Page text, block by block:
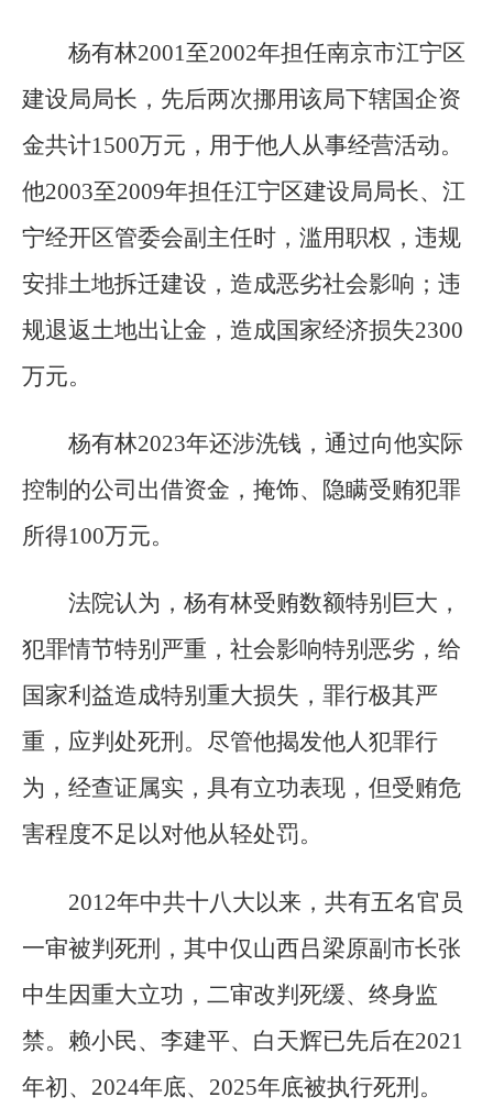
杨有林2001至2002年担任南京市江宁区
建设局局长，先后两次挪用该局下辖国企资
金共计1500万元，用于他人从事经营活动。
他2003至2009年担任江宁区建设局局长、江
宁经开区管委会副主任时，滥用职权，违规
安排土地拆迁建设，造成恶劣社会影响；违
规退返土地出让金，造成国家经济损失2300
万元。
杨有林2023年还涉洗钱，通过向他实际
控制的公司出借资金，掩饰、隐瞒受贿犯罪
所得100万元。
法院认为，杨有林受贿数额特别巨大，
犯罪情节特别严重，社会影响特别恶劣，给
国家利益造成特别重大损失，罪行极其严
重，应判处死刑。尽管他揭发他人犯罪行
为，经查证属实，具有立功表现，但受贿危
害程度不足以对他从轻处罚。
2012年中共十八大以来，共有五名官员
一审被判死刑，其中仅山西吕梁原副市长张
中生因重大立功，二审改判死缓、终身监
禁。赖小民、李建平、白天辉已先后在2021
年初、2024年底、2025年底被执行死刑。